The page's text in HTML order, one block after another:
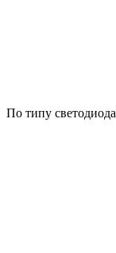
По типу светодиода